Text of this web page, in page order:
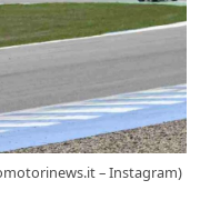
– Instagram)